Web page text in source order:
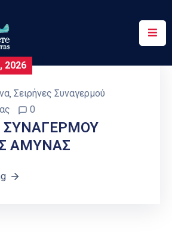
2026
‚ Σειρήνες Συναγερμού
0
ΣΥΝΑΓΕΡΜΟΥ
ΑΜΥΝΑΣ